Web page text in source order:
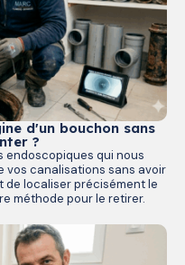
d'un bouchon sans
?
endoscopiques qui nous
vos canalisations sans avoir
de localiser précisément le
méthode pour le retirer.